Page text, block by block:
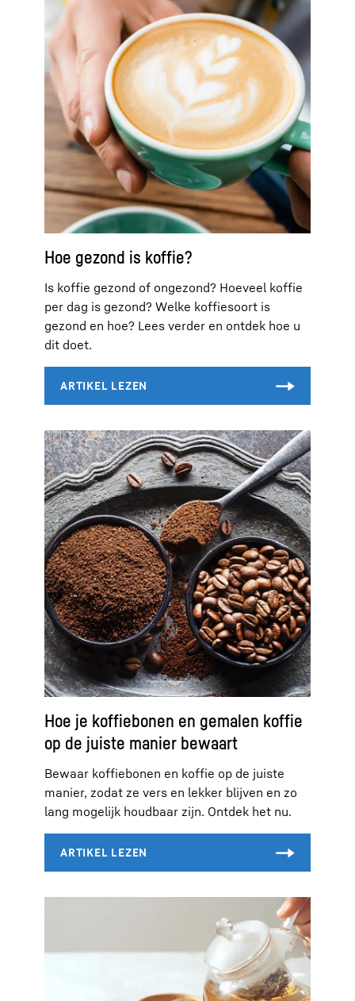
Hoe gezond is koffie?
Is koffie gezond of ongezond? Hoeveel koffie
per dag is gezond? Welke koffiesoort is
gezond en hoe? Lees verder en ontdek hoe u
dit doet.
Hoe je koffiebonen en gemalen koffie
op de juiste manier bewaart
Bewaar koffiebonen en koffie op de juiste
manier, zodat ze vers en lekker blijven en zo
lang mogelijk houdbaar zijn. Ontdek het nu.